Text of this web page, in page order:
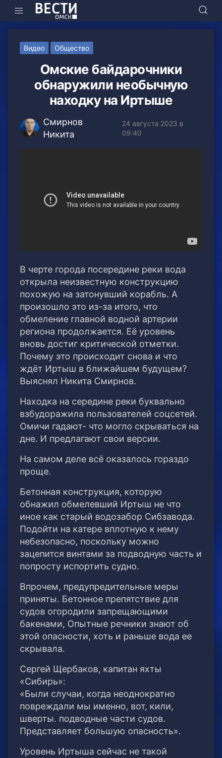
Видео Общество
Омские байдарочники
обнаружили необычную
находку на Иртыше
Смирнов
Никита
24 августа 2023 в
09:40
В черте города посередине реки вода
открыла неизвестную конструкцию
похожую на затонувший корабль. А
произошло это из-за итого, что
обмеление главной водной артерии
региона продолжается. Её уровень
вновь достиг критической отметки.
Почему это происходит снова и что
ждёт Иртыш в ближайшем будущем?
Выяснял Никита Смирнов.
Находка на середине реки буквально
взбудоражила пользователей соцсетей.
Омичи гадают- что могло скрываться на
дне. И предлагают свои версии.
На самом деле всё оказалось гораздо
проще.
Бетонная конструкция, которую
обнажил обмелевший Иртыш не что
иное как старый водозабор Сибзавода.
Подойти на катере вплотную к нему
небезопасно, поскольку можно
зацепится винтами за подводную часть и
попросту испортить судно.
Впрочем, предупредительные меры
приняты. Бетонное препятствие для
судов огородили запрещающими
бакенами, Опытные речники знают об
этой опасности, хоть и раньше вода ее
скрывала.
Сергей Щербаков, капитан яхты
«Сибирь»:
«Были случаи, когда неоднократно
повреждали мы именно, вот, кили,
шверты. подводные части судов.
Представляет большую опасность».
Уровень Иртыша сейчас не такой